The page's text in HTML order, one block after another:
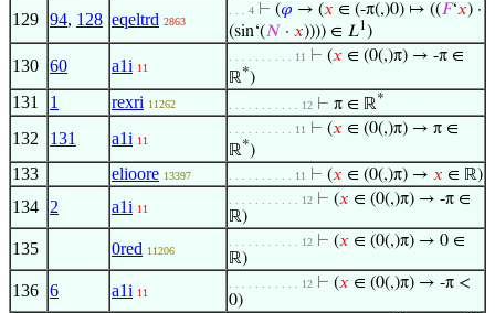
129 94, 128 eqeltrd 2863
. . . 4 ⊢ (𝜑 → (𝑥 ∈ (-π(,)0) ↦ ((𝐹‘𝑥) ·
(sin‘(𝑁 · 𝑥)))) ∈ 𝐿1 )
130 60 a1i 11
. . . . . . . . . . 11 ⊢ (𝑥 ∈ (0(,)π) → -π ∈
ℝ*)
131 1 rexri 11262 . . . . . . . . . . . 12 ⊢ π ∈ ℝ*
132 131 a1i 11
. . . . . . . . . . 11 ⊢ (𝑥 ∈ (0(,)π) → π ∈
ℝ*)
133 elioore 13397 . . . . . . . . . . 11 ⊢ (𝑥 ∈ (0(,)π) → 𝑥 ∈ ℝ)
134 2 a1i 11
. . . . . . . . . . . 12 ⊢ (𝑥 ∈ (0(,)π) → -π ∈
ℝ)
135 0red 11206
. . . . . . . . . . . 12 ⊢ (𝑥 ∈ (0(,)π) → 0 ∈
ℝ)
136 6 a1i 11
. . . . . . . . . . . 12 ⊢ (𝑥 ∈ (0(,)π) → -π <
0)